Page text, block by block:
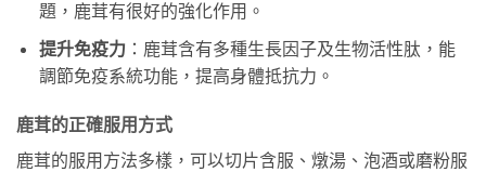
題，鹿茸有很好的強化作用。
提升免疫力：鹿茸含有多種生長因子及生物活性肽，能
調節免疫系統功能，提高身體抵抗力。
鹿茸的正確服用方式
鹿茸的服用方法多樣，可以切片含服、燉湯、泡酒或磨粉服